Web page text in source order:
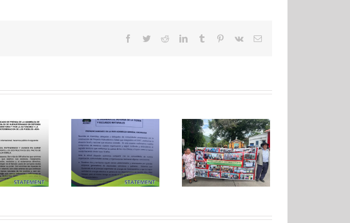
Facebook
TwitterRedditLinkedInTumblr Pinterest
Vk Email